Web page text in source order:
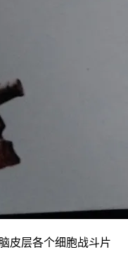
皮层各个细胞战斗片